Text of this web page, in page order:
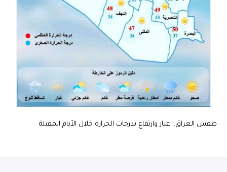
طقس العراق.. غبار وارتفاع بدرجات الحرارة خلال الأيام المقبلة